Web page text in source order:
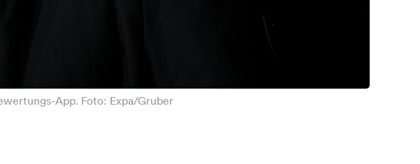
App. Foto: Expa/Gruber